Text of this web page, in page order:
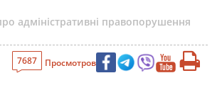
адміністративні правопорушення
7687 Просмотров